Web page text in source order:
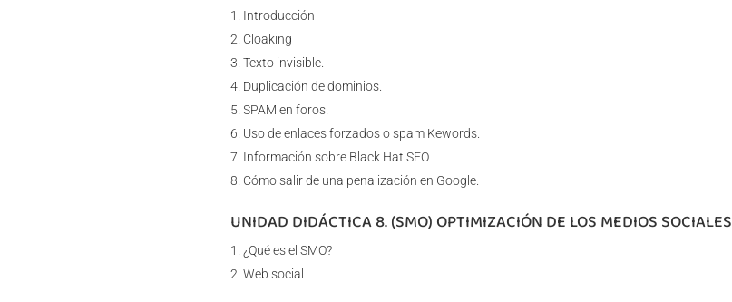
Introducción
Cloaking
Texto invisible.
Duplicación de dominios.
SPAM en foros.
Uso de enlaces forzados o spam Kewords.
Información sobre Black Hat SEO
Cómo salir de una penalización en Google.
UNIDAD DIDÁCTICA 8. (SMO) OPTIMIZACIÓN DE LOS MEDIOS SOCIALES
¿Qué es el SMO?
Web social